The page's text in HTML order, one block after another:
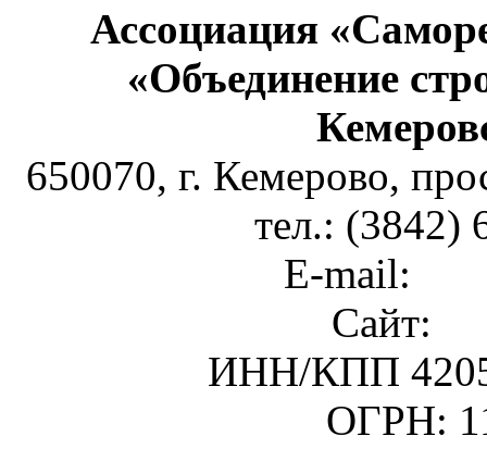
Ассоциация
«Объединение
650070, г. Кемерово,
тел.: (3842)
E-mail:
Сайт:
ИНН/КПП
ОГРН: